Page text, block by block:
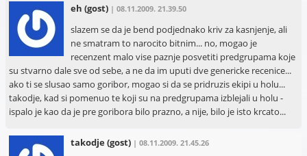
eh (gost) | 08.11.2009. 21.39.50
slazem se da je bend podjednako kriv za kasnjenje, ali
ne smatram to narocito bitnim... no, mogao je
recenzent malo vise paznje posvetiti predgrupama koje
su stvarno dale sve od sebe, a ne da im uputi dve genericke recenice...
ako ti se slusao samo goribor, mogao si da se pridruzis ekipi u holu...
takodje, kad si pomenuo te koji su na predgrupama izblejali u holu -
ispalo je kao da je pre goribora bilo prazno, a nije, bilo je isto krcato...
takodje(gost) | 08.11.2009. 21.45.26